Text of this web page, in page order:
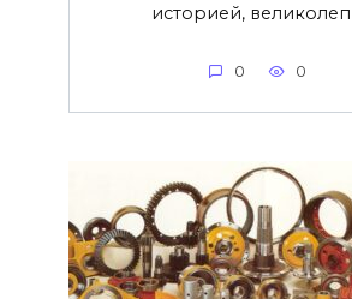
историей,
0 0